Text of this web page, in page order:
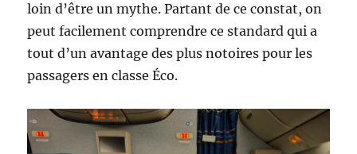
loin d’être un mythe. Partant de ce constat, on
peut facilement comprendre ce standard qui a
tout d’un avantage des plus notoires pour les
passagers en classe Éco.